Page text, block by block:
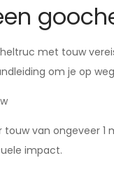
met touw
om je op
van ongeveer
impact.